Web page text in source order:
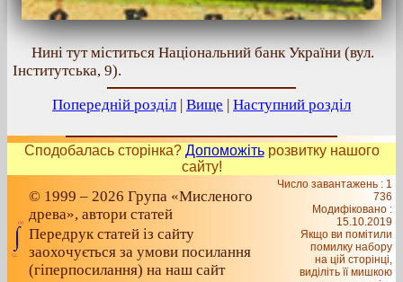
Нині тут міститься Національний банк України (вул.
Інститутська, 9).
Попередній розділ | Вище | Наступний розділ
Сподобалась сторінка? Допоможітьрозвитку нашого
сайту!
© 1999 – 2026 Група «Мисленого
древа», автори статей
Передрук статей із сайту
заохочується за умови посилання
(гіперпосилання) на наш сайт
Число завантажень : 1
736
Модифіковано :
15.10.2019
Якщо ви помітили
помилку набору
на цiй сторiнцi,
видiлiть її мишкою